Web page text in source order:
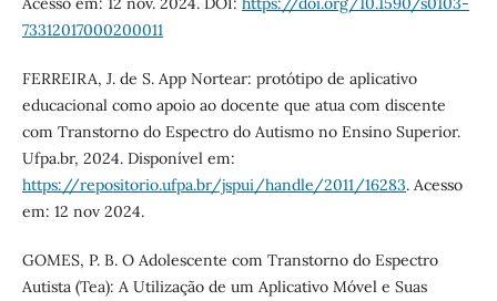
73312017000200011
FERREIRA, J. de S. App Nortear: protótipo de aplicativo
educacional como apoio ao docente que atua com discente
com Transtorno do Espectro do Autismo no Ensino Superior.
Ufpa.br, 2024. Disponível em:
https://repositorio.ufpa.br/jspui/handle/2011/16283. Acesso
em: 12 nov 2024.
GOMES, P. B. O Adolescente com Transtorno do Espectro
Autista (Tea): A Utilização de um Aplicativo Móvel e Suas